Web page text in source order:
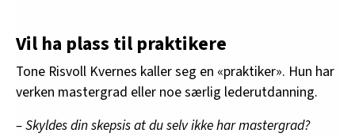
Vil ha plass til praktikere
Tone Risvoll Kvernes kaller seg en «praktiker». Hun har
verken mastergrad eller noe særlig lederutdanning.
– Skyldes din skepsis at du selv ikke har mastergrad?